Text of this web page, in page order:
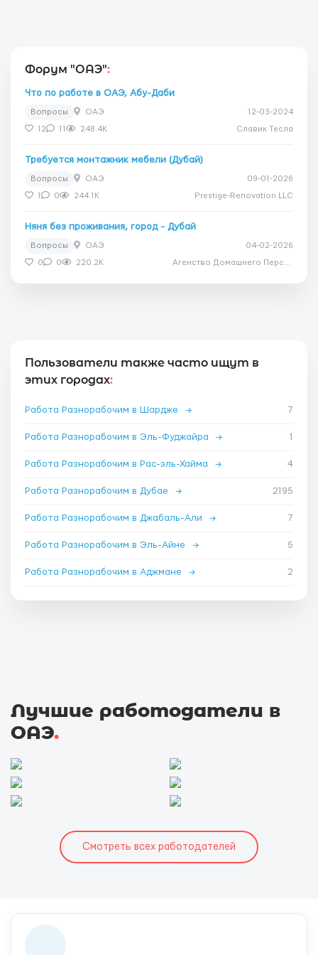
Форум "ОАЭ":
Что по работе в ОАЭ, Абу-Даби
Вопросы ОАЭ 12-03-2024
12 11 248.4K Славик Тесла
Требуется монтажник мебели (Дубай)
Вопросы ОАЭ 09-01-2026
1 0 244.1K Prestige-Renovation LLC
Няня без проживания, город - Дубай
Вопросы ОАЭ 04-02-2026
0 0 220.2K
Пользователи также часто ищут в
этих городах:
Работа Разнорабочим в Шардже → 7
Работа Разнорабочим в Эль-Фуджайра → 1
Работа Разнорабочим в Рас-эль-Хайма → 4
Работа Разнорабочим в Дубае → 2195
Работа Разнорабочим в Джабаль-Али → 7
Работа Разнорабочим в Эль-Айне → 5
Работа Разнорабочим в Аджмане → 2
Лучшие работодатели в
ОАЭ.
Смотреть всех работодателей